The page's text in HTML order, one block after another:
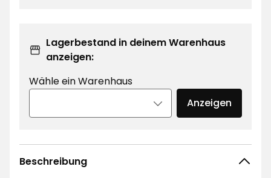
Lagerbestand in deinem Warenhaus
anzeigen:
Wähle ein Warenhaus
Anzeigen
Beschreibung